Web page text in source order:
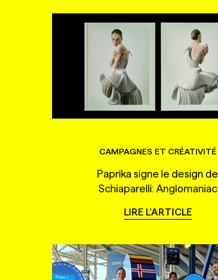
CAMPAGNES ET CRÉATIVITÉ
Paprika signe le design de
Schiaparelli: Anglomaniac
LIRE L'ARTICLE